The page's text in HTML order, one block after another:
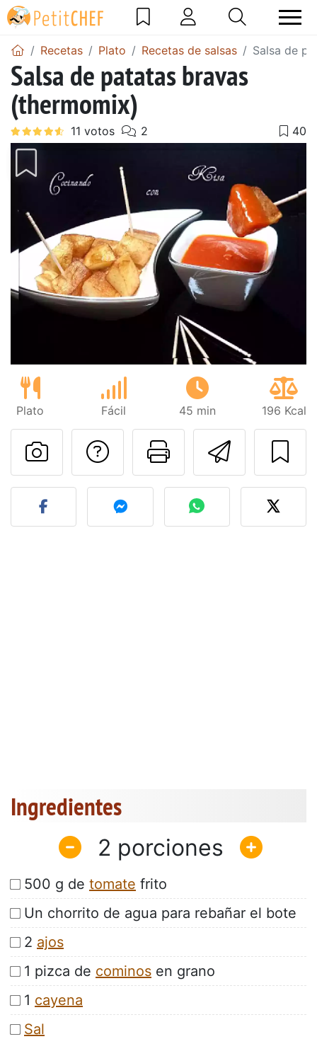
Recetas Plato Recetas de salsas Salsa de
Salsa de patatas bravas
(thermomix)
Plato Fácil 45 min 196 Kcal
Imprimir
Preguntar al autor
Publicar la foto de esta
Ingredientes
2
500 g de tomate frito
Un chorrito de agua para rebañar el bote
2 ajos
1 pizca de cominos en grano
1 cayena
Sal